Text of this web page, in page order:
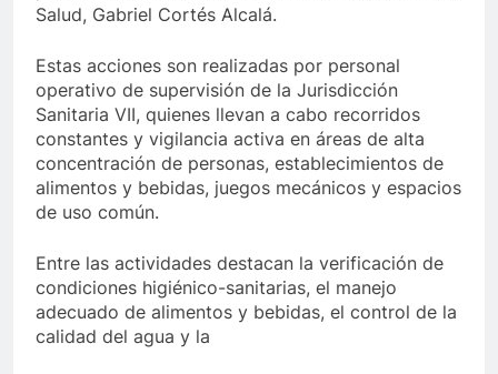
Salud, Gabriel Cortés Alcalá.
Estas acciones son realizadas por personal
operativo de supervisión de la Jurisdicción
Sanitaria VII, quienes llevan a cabo recorridos
constantes y vigilancia activa en áreas de alta
concentración de personas, establecimientos de
alimentos y bebidas, juegos mecánicos y espacios
de uso común.
Entre las actividades destacan la verificación de
condiciones higiénico-sanitarias, el manejo
adecuado de alimentos y bebidas, el control de la
calidad del agua y la